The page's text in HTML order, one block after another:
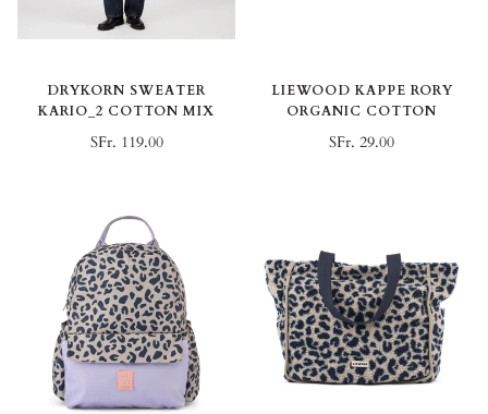
DRYKORN SWEATER
KARIO_2 COTTON MIX
SFr. 119.00
LIEWOOD KAPPE RORY
ORGANIC COTTON
SFr. 29.00